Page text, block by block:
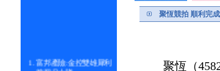
富邦產險:金控雙雄犀利
前四月大賺
聚恆競拍 順利完成
聚恆（4582